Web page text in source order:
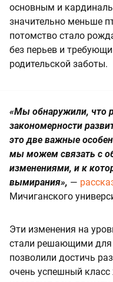
основным и
значительно меньше
потомство стало
без перьев и
родительской заботы.
«Мы обнаружили, что
закономерности
это две важные
мы можем связать с
изменениями, и к
вымирания», —
Мичиганского
Эти изменения на
стали решающими
позволили достичь
очень успешный